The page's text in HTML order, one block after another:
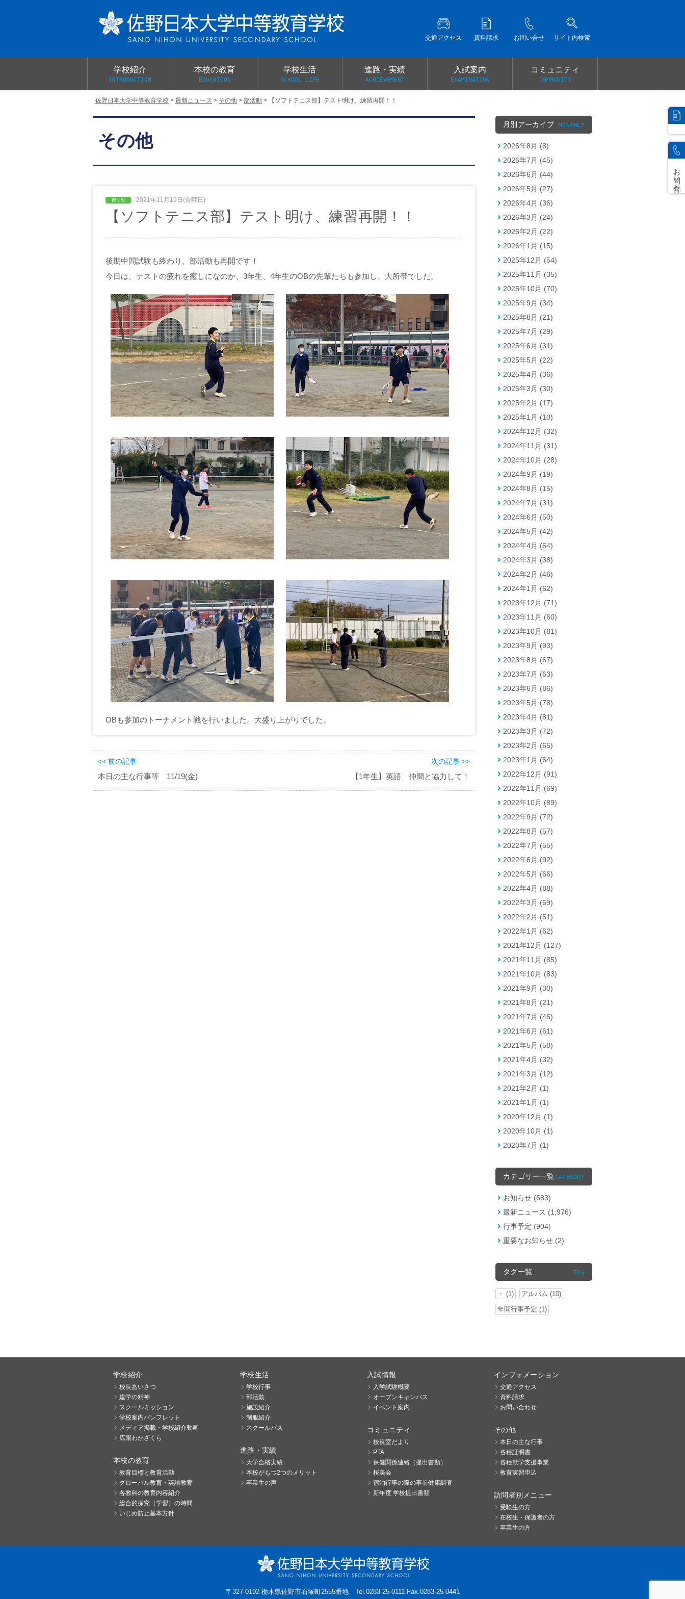
お問い合せ
交通アクセス 資料請求 お問い合せ サイト内検索
佐野日本大学中等教育学校 > 最新ニュース > その他 > 部活動 > 【ソフトテニス部】テスト明け、練習再開！！
学校紹介
INTRODUCTION
学校案内パンフレット
本校の教育
EDUCATION
総合的探究（学習）の時間
学校生活
SCHOOL LIFE
制服紹介
進路・実績
ACHIEVEMENT
入試案内
EXAMINATION
コミュニティ
COMMUNITY
桜美会
その他
2021年11月19日(金曜日)
【ソフトテニス部】テスト明け、練習再開！！
後期中間試験も終わり、部活動も再開です！
今日は、テストの疲れを癒しになのか、3年生、4年生のOBの先輩たちも参加し、大所帯でした。
OBも参加のトーナメント戦を行いました。大盛り上がりでした。
<< 前の記事
本日の主な行事等 11/19(金)
次の記事 >>
【1年生】英語 仲間と協力して！
月別アーカイブ MONTHLY
2026年8月 (8)
2026年7月 (45)
2026年6月 (44)
2026年5月 (27)
2026年4月 (36)
2026年3月 (24)
2026年2月 (22)
2026年1月 (15)
2025年12月 (54)
2025年11月 (35)
2025年10月 (70)
2025年9月 (34)
2025年8月 (21)
2025年7月 (29)
2025年6月 (31)
2025年5月 (22)
2025年4月 (36)
2025年3月 (30)
2025年2月 (17)
2025年1月 (10)
2024年12月 (32)
2024年11月 (31)
2024年10月 (28)
2024年9月 (19)
2024年8月 (15)
2024年7月 (31)
2024年6月 (50)
2024年5月 (42)
2024年4月 (64)
2024年3月 (38)
2024年2月 (46)
2024年1月 (62)
2023年12月 (71)
2023年11月 (60)
2023年10月 (81)
2023年9月 (93)
2023年8月 (67)
2023年7月 (63)
2023年6月 (86)
2023年5月 (78)
2023年4月 (81)
2023年3月 (72)
2023年2月 (65)
2023年1月 (64)
2022年12月 (91)
2022年11月 (69)
2022年10月 (89)
2022年9月 (72)
2022年8月 (57)
2022年7月 (55)
2022年6月 (92)
2022年5月 (66)
2022年4月 (88)
2022年3月 (69)
2022年2月 (51)
2022年1月 (62)
2021年12月 (127)
2021年11月 (85)
2021年10月 (83)
2021年9月 (30)
2021年8月 (21)
2021年7月 (46)
2021年6月 (61)
2021年5月 (58)
2021年4月 (32)
2021年3月 (12)
2021年2月 (1)
2021年1月 (1)
2020年12月 (1)
2020年10月 (1)
2020年7月 (1)
カテゴリー一覧 CATEGORY
お知らせ (683)
最新ニュース (1,976)
行事予定 (904)
重要なお知らせ (2)
タグ一覧 TAG
・ (1)
アルバム (10)
年間行事予定 (1)
学校紹介
校長あいさつ
建学の精神
スクールミッション
学校案内パンフレット
メディア掲載・学校紹介動画
広報わかざくら
本校の教育
教育目標と教育活動
グローバル教育・英語教育
各教科の教育内容紹介
総合的探究（学習）の時間
いじめ防止基本方針
学校生活
学校行事
部活動
施設紹介
制服紹介
スクールバス
進路・実績
大学合格実績
本校がもつ2つのメリット
卒業生の声
入試情報
入学試験概要
オープンキャンパス
イベント案内
コミュニティ
校長室だより
PTA
保健関係連絡（提出書類）
桜美会
宿泊行事の際の事前健康調査
新年度 学校提出書類
インフォメーション
交通アクセス
資料請求
お問い合わせ
その他
本日の主な行事
各種証明書
各種就学支援事業
教育実習申込
訪問者別メニュー
受験生の方
在校生・保護者の方
卒業生の方
〒327-0192 栃木県佐野市石塚町2555番地 Tel.0283-25-0111 Fax.0283-25-0441